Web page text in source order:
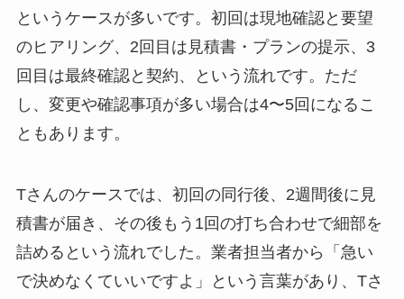
というケースが多いです。初回は現地確認と要望
のヒアリング、2回目は見積書・プランの提示、3
回目は最終確認と契約、という流れです。ただ
し、変更や確認事項が多い場合は4〜5回になるこ
ともあります。
Tさんのケースでは、初回の同行後、2週間後に見
積書が届き、その後もう1回の打ち合わせで細部を
詰めるという流れでした。業者担当者から「急い
で決めなくていいですよ」という言葉があり、Tさ